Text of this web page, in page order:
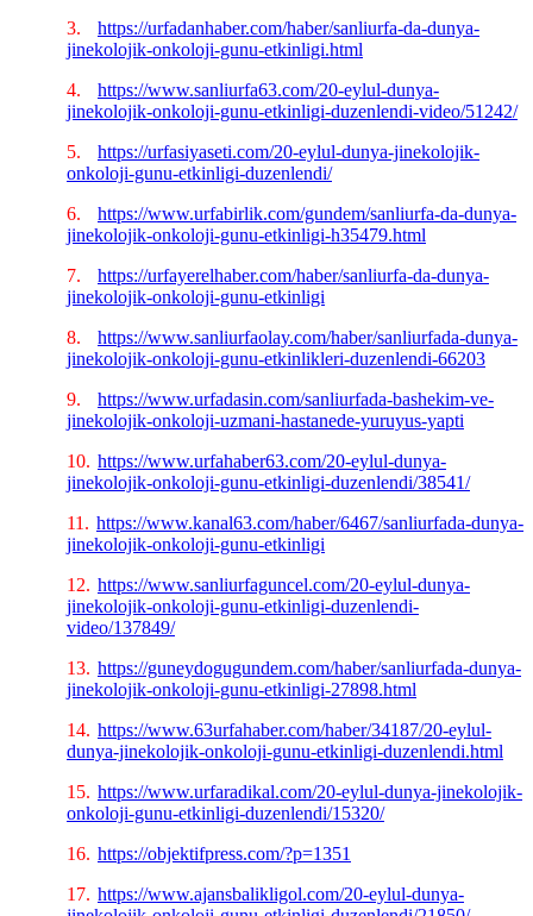
3.
https://urfadanhaber.com/haber/sanliurfa-da-dunya-
jinekolojik-onkoloji-gunu-etkinligi.html
4.
https://www.sanliurfa63.com/20-eylul-dunya-
jinekolojik-onkoloji-gunu-etkinligi-duzenlendi-video/51242/
5.
https://urfasiyaseti.com/20-eylul-dunya-jinekolojik-
onkoloji-gunu-etkinligi-duzenlendi/
6.
https://www.urfabirlik.com/gundem/sanliurfa-da-dunya-
jinekolojik-onkoloji-gunu-etkinligi-h35479.html
7.
https://urfayerelhaber.com/haber/sanliurfa-da-dunya-
jinekolojik-onkoloji-gunu-etkinligi
8.
https://www.sanliurfaolay.com/haber/sanliurfada-dunya-
jinekolojik-onkoloji-gunu-etkinlikleri-duzenlendi-66203
9.
https://www.urfadasin.com/sanliurfada-bashekim-ve-
jinekolojik-onkoloji-uzmani-hastanede-yuruyus-yapti
10. https://www.urfahaber63.com/20-eylul-dunya-
jinekolojik-onkoloji-gunu-etkinligi-duzenlendi/38541/
11. https://www.kanal63.com/haber/6467/sanliurfada-dunya-
jinekolojik-onkoloji-gunu-etkinligi
12. https://www.sanliurfaguncel.com/20-eylul-dunya-
jinekolojik-onkoloji-gunu-etkinligi-duzenlendi-
video/137849/
13. https://guneydogugundem.com/haber/sanliurfada-dunya-
jinekolojik-onkoloji-gunu-etkinligi-27898.html
14. https://www.63urfahaber.com/haber/34187/20-eylul-
dunya-jinekolojik-onkoloji-gunu-etkinligi-duzenlendi.html
15. https://www.urfaradikal.com/20-eylul-dunya-jinekolojik-
onkoloji-gunu-etkinligi-duzenlendi/15320/
16. https://objektifpress.com/?p=1351
17. https://www.ajansbalikligol.com/20-eylul-dunya-